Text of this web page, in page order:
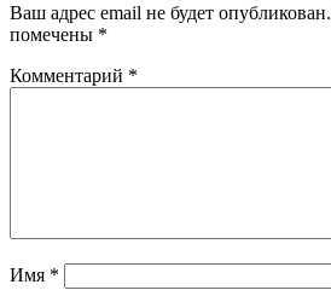
Ваш адрес email не будет опубликован.
помечены *
Комментарий *
Имя *